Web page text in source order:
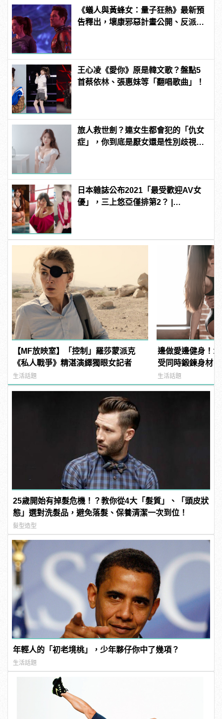
《蟻人與黃蜂女：量子狂熱》最新預
告釋出，壞康邪惡計畫公開、反派
王心凌《愛你》原是韓文歌？盤點5
首蔡依林、張惠妹等「翻唱歌曲」！
旅人救世劍？連女生都會犯的「仇女
症」，你到底是厭女還是性別歧視？
日本雜誌公布2021「最受歡迎AV女
優」，三上悠亞僅排第2？ |
【MF放映室】「控制」羅莎蒙派克
《私人戰爭》精湛演繹獨眼女記者
生活話題
邊做愛邊健身！
受同時鍛鍊身材
生活話題
25歲開始有掉髮危機！？教你從4大「髮質」、「頭皮狀
態」選對洗髮品，避免落髮、保養清潔一次到位！
髮型造型
年輕人的「初老境桃」，少年夥仔你中了幾項？
生活話題